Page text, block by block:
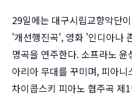
29일에는 대구시립교향악단
'개선행진곡', 영화 '인디아나
명곡을 연주한다. 소프라노
아리아 무대를 꾸미며, 피아
차이콥스키 피아노 협주곡 제